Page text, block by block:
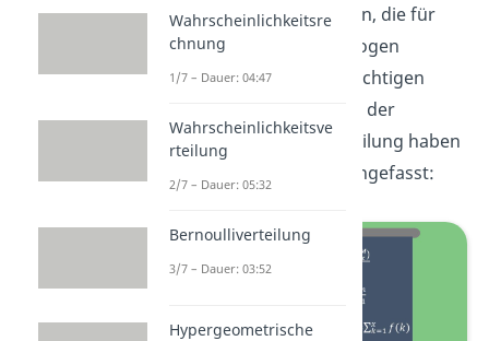
für die Anzahl an Elementen, die für
das Zufallsexperiment gezogen
werden. Die wichtigsten wichtigen
Formeln in Verbindung mit der
hypergeometrischen Verteilung haben
wir hier für dich zusammengefasst:
Wahrscheinlichkeitsre
chnung
1/7 – Dauer: 04:47
Wahrscheinlichkeitsve
rteilung
2/7 – Dauer: 05:32
Bernoulliverteilung
3/7 – Dauer: 03:52
Hypergeometrische